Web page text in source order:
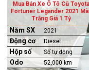
Mua Bán Xe Ô Tô Cũ Toyota
Fortuner Legander 2021
Trắng Giá 1 Tỷ
Năm SX 2021
Động cơ Diesel
Hộp số Số tự động
Odo 52,000 km